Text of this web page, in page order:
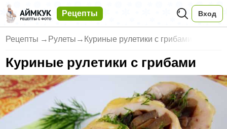
Рецепты Вход
Рецепты → Рулеты → Куриные рулетики с грибами
Куриные рулетики с грибами